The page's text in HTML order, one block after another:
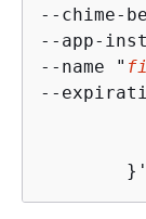
--chime-
--app-
--name "
--
        }'